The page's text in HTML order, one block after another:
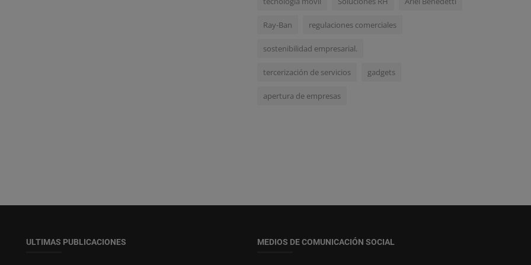
Ray-Ban regulaciones comerciales
sostenibilidad empresarial.
tercerización de servicios gadgets
apertura de empresas
ULTIMAS PUBLICACIONES MEDIOS DE COMUNICACIÓN SOCIAL